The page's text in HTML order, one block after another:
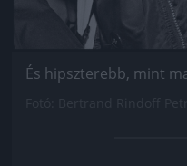
És hipszterebb, mint